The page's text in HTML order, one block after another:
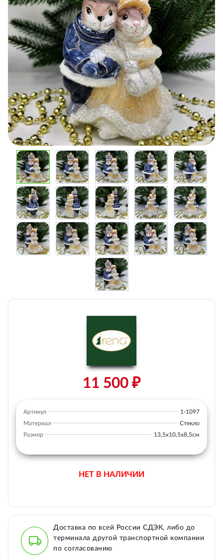
11 500 ₽
Артикул
1-1097
Материал
Стекло
Размер
13,5х10,5х8,5см
НЕТ В НАЛИЧИИ
Доставка по всей России СДЭК, либо до
терминала другой транспортной компании
по согласованию